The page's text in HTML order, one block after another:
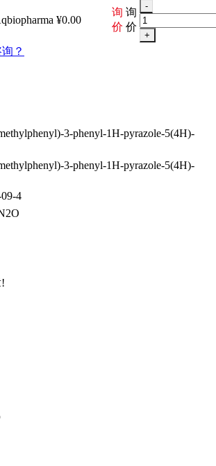
¥0.00
询
价
询
价
-
+
？
3-phenyl-1H-pyrazole-5(4H)-
3-phenyl-1H-pyrazole-5(4H)-
4